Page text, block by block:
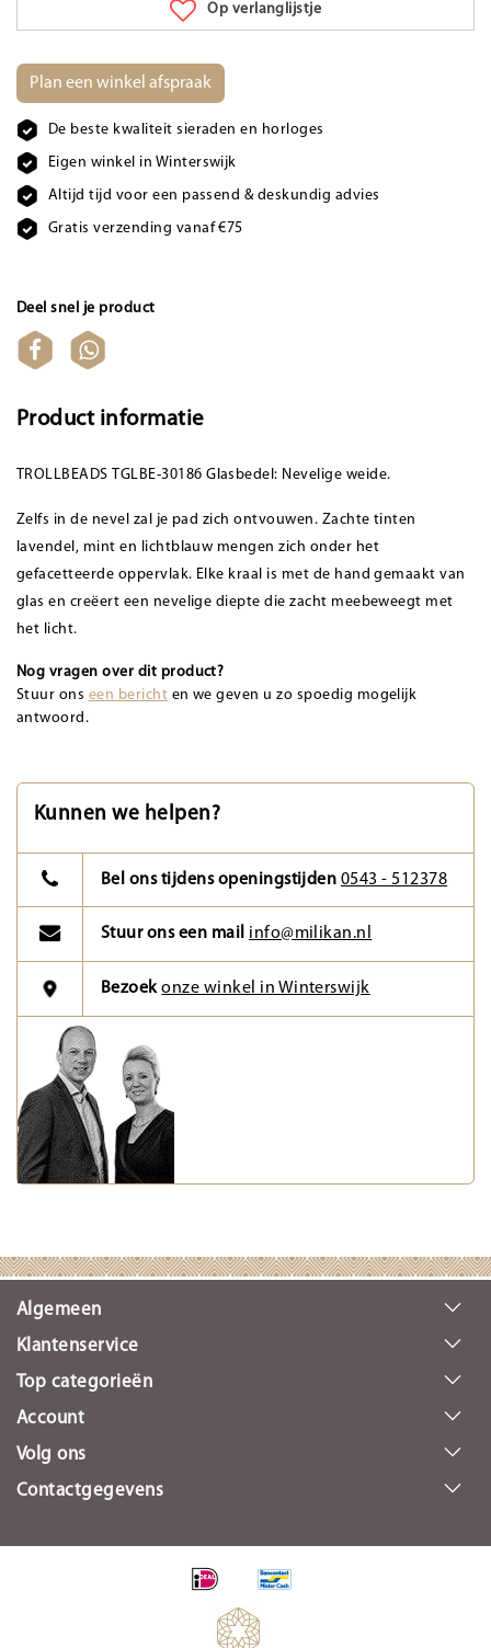
Op verlanglijstje
Plan een winkel afspraak
De beste kwaliteit sieraden en horloges
Eigen winkel in Winterswijk
Altijd tijd voor een passend & deskundig advies
Gratis verzending vanaf €75
Deel snel je product
Product informatie
TROLLBEADS TGLBE-30186 Glasbedel: Nevelige weide.
Zelfs in de nevel zal je pad zich ontvouwen. Zachte tinten
lavendel, mint en lichtblauw mengen zich onder het
gefacetteerde oppervlak. Elke kraal is met de hand gemaakt van
glas en creëert een nevelige diepte die zacht meebeweegt met
het licht.
Nog vragen over dit product?
Stuur ons een bericht en we geven u zo spoedig mogelijk
antwoord.
Kunnen we helpen?
Bel ons tijdens openingstijden 0543 - 512378
Stuur ons een mail info@milikan.nl
Bezoekonze winkel in Winterswijk
Algemeen
Klantenservice
Top categorieën
Account
Volg ons
Contactgegevens